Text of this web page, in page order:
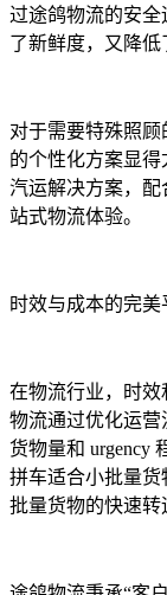
过途鸽物流的安
了新鲜度，又降低
对于需要特殊照
的个性化方案显
汽运解决方案，
站式物流体验。
时效与成本的完美
在物流行业，时
物流通过优化运
货物量和 urgency
拼车适合小批量
批量货物的快速转